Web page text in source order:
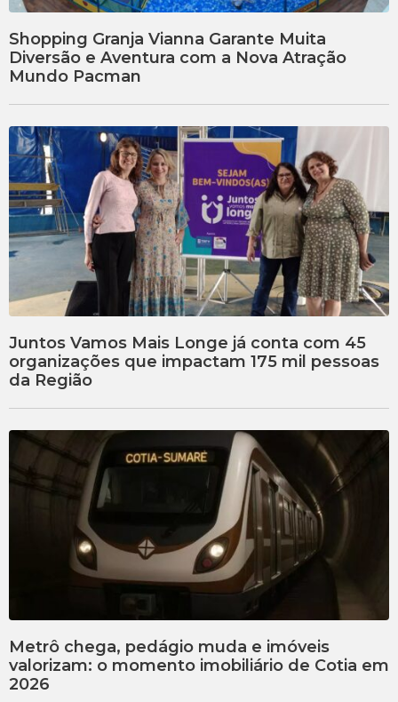
Shopping Granja Vianna Garante Muita
Diversão e Aventura com a Nova Atração
Mundo Pacman
Juntos Vamos Mais Longe já conta com 45
organizações que impactam 175 mil pessoas
da Região
Metrô chega, pedágio muda e imóveis
valorizam: o momento imobiliário de Cotia em
2026